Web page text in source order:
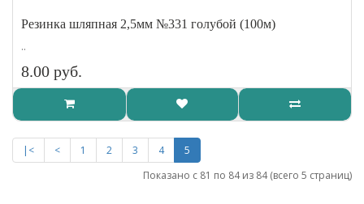
Резинка шляпная 2,5мм №331 голубой (100м)
..
8.00 руб.
|< < 1 2 3 4
5
Показано с 81 по 84 из 84 (всего 5 страниц)